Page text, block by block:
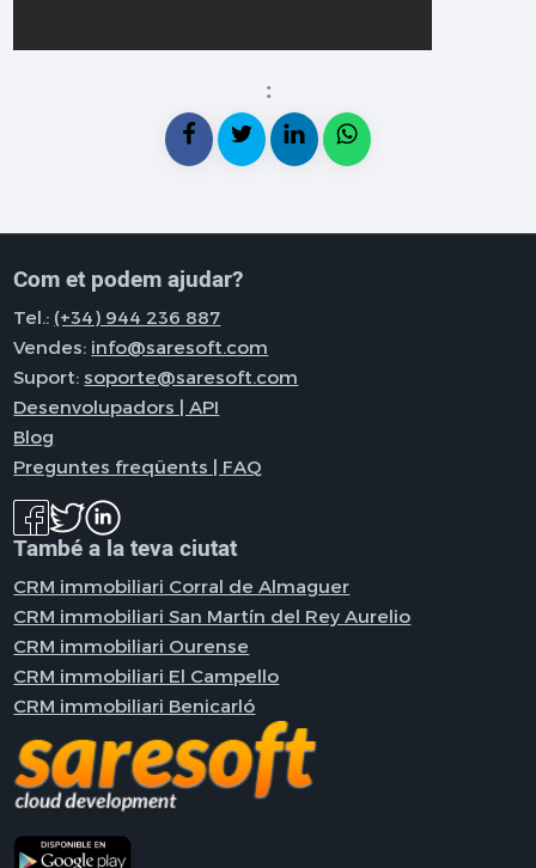
:
Com et podem ajudar?
Tel.: (+34) 944 236 887
Vendes: info@saresoft.com
Suport:soporte@saresoft.com
Desenvolupadors | API
Blog
Preguntes freqüents | FAQ
També a la teva ciutat
CRM immobiliari Corral de Almaguer
CRM immobiliari San Martín del Rey Aurelio
CRM immobiliari Ourense
CRM immobiliari El Campello
CRM immobiliari Benicarló